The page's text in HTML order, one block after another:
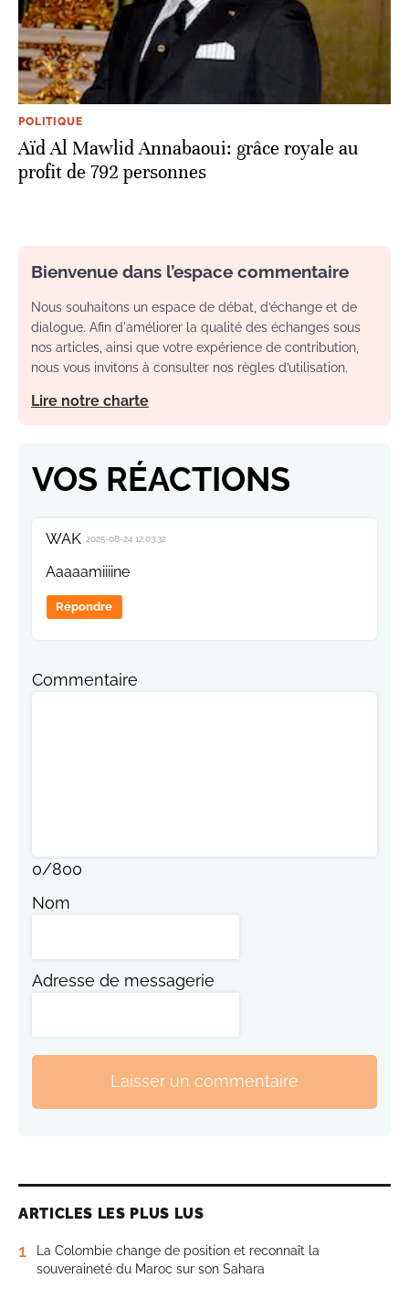
POLITIQUE
Aïd Al Mawlid Annabaoui: grâce royale au
profit de 792 personnes
Bienvenue dans l’espace commentaire
Nous souhaitons un espace de débat, d’échange et de
dialogue. Afin d'améliorer la qualité des échanges sous
nos articles, ainsi que votre expérience de contribution,
nous vous invitons à consulter nos règles d’utilisation.
Lire notre charte
VOS RÉACTIONS
WAK 2025-08-24 12:03:32
Aaaaamiiiine
Répondre
Commentaire
0/800
Nom
Adresse de messagerie
Laisser un commentaire
ARTICLES LES PLUS LUS
1
La Colombie change de position et reconnaît la
souveraineté du Maroc sur son Sahara